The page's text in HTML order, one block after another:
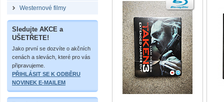
Westernové filmy
Sledujte AKCE a
UŠETŘETE!
Jako první se dozvíte o akčních
cenách a slevách, které pro vás
připravujeme.
PŘIHLÁSIT SE K ODBĚRU
NOVINEK E-MAILEM